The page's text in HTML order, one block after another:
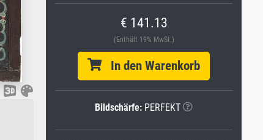
€ 141.13
(Enthält 19% MwSt.)
In den Warenkorb
Bildschärfe: PERFEKT